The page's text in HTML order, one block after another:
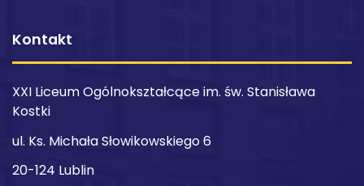
Kontakt
XXI Liceum Ogólnokształcące im. św. Stanisława
Kostki
ul. Ks. Michała Słowikowskiego 6
20-124 Lublin